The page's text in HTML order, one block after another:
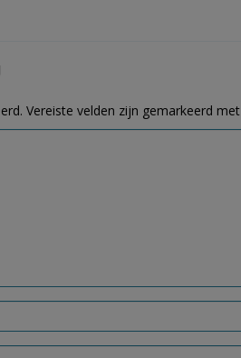
Vereiste velden zijn gemarkeerd met